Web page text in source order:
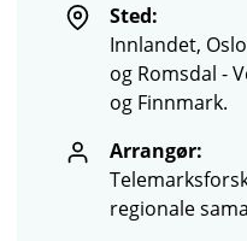
Sted:
Innlandet,
og Romsdal -
og Finnmark.
Arrangør:
regionale